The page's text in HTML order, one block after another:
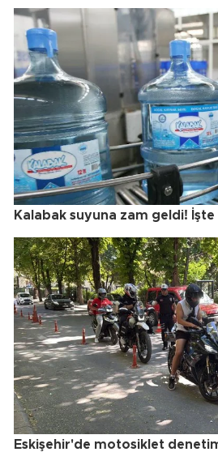
Kalabak suyuna zam geldi!
Eskişehir'de motosiklet